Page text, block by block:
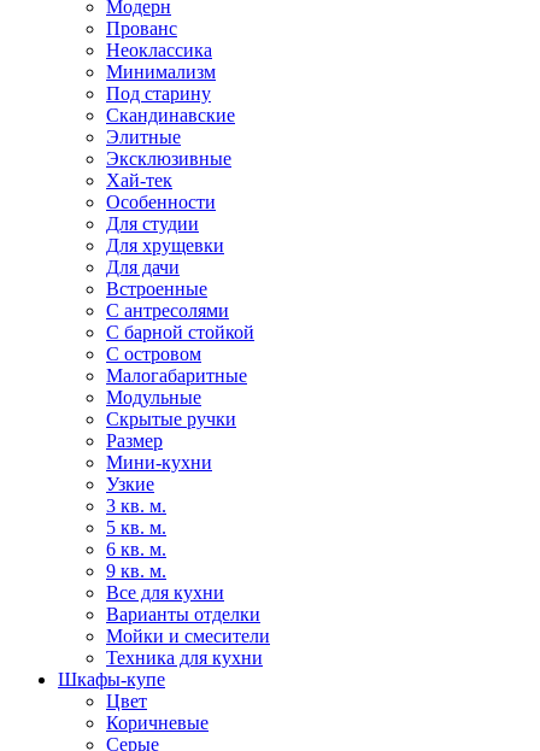
Модерн
Прованс
Неоклассика
Минимализм
Под старину
Скандинавские
Элитные
Эксклюзивные
Хай-тек
Особенности
Для студии
Для хрущевки
Для дачи
Встроенные
С антресолями
С барной стойкой
С островом
Малогабаритные
Модульные
Скрытые ручки
Размер
Мини-кухни
Узкие
3 кв. м.
5 кв. м.
6 кв. м.
9 кв. м.
Все для кухни
Варианты отделки
Мойки и смесители
Техника для кухни
Шкафы-купе
Цвет
Коричневые
Серые